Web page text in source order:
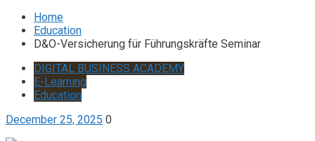
Home
Education
D&O-Versicherung für Führungskräfte Seminar
DIGITAL BUSINESS ACADEMY
E-Learning
Education
December 25, 2025 0